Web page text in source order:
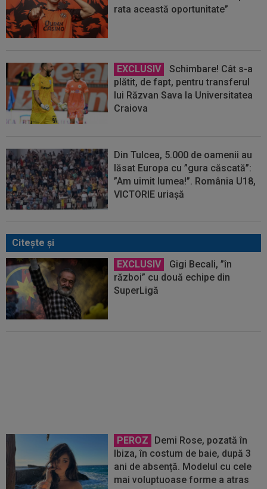
rata această oportunitate”
EXCLUSIV
Schimbare! Cât s-a
plătit, de fapt, pentru transferul
lui Răzvan Sava la Universitatea
Craiova
Din Tulcea, 5.000 de oamenii au
lăsat Europa cu ”gura căscată”:
”Am uimit lumea!”. România U18,
VICTORIE uriașă
Citeşte şi
EXCLUSIV
Gigi Becali, ”în
război” cu două echipe din
SuperLigă
PEROZ
Demi Rose, pozată în
Ibiza, în costum de baie, după 3
ani de absență. Modelul cu cele
mai voluptuoase forme a atras